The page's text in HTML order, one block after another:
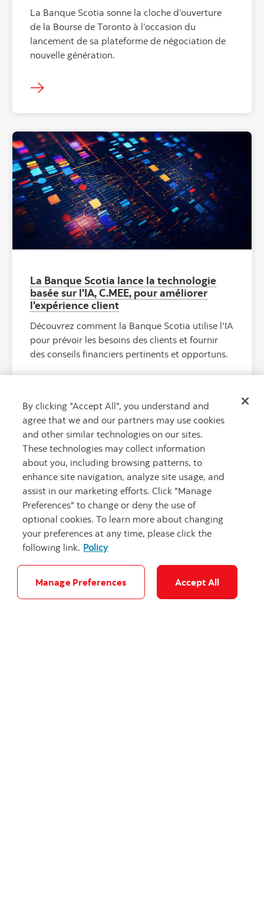
La Banque Scotia sonne la cloche d’ouverture
de la Bourse de Toronto à l’occasion du
lancement de sa plateforme de négociation de
nouvelle génération.
La Banque Scotia lance la technologie
basée sur l'IA, C.MEE, pour améliorer
l'expérience client
Découvrez comment la Banque Scotia utilise l'IA
pour prévoir les besoins des clients et fournir
des conseils financiers pertinents et opportuns.
La Banque Scotia lance une plateforme
mondiale d'IA pour fournir des
By clicking "Accept All", you understand and
agree that we and our partners may use cookies
and other similar technologies on our sites.
These technologies may collect information
about you, including browsing patterns, to
enhance site navigation, analyze site usage, and
assist in our marketing efforts. Click "Manage
Preferences" to change or deny the use of
optional cookies. To learn more about changing
your preferences at any time, please click the
following link. Policy
Manage Preferences Accept All